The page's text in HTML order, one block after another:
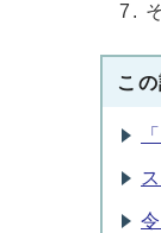
こ